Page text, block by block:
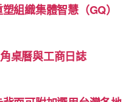
組織集體智慧（GQ）
桌曆與工商日誌